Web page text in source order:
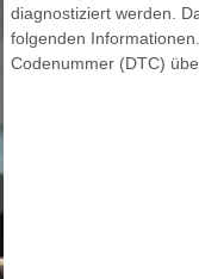
diagnostiziert werden.
folgenden
Codenummer (DTC)